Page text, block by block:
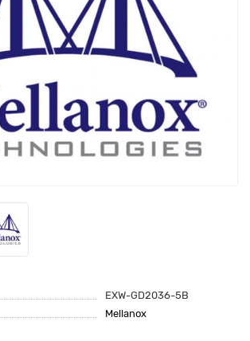
EXW-GD2036-5B
Mellanox